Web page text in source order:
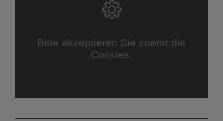
Bitte akzeptieren Sie zuerst die
Cookies.